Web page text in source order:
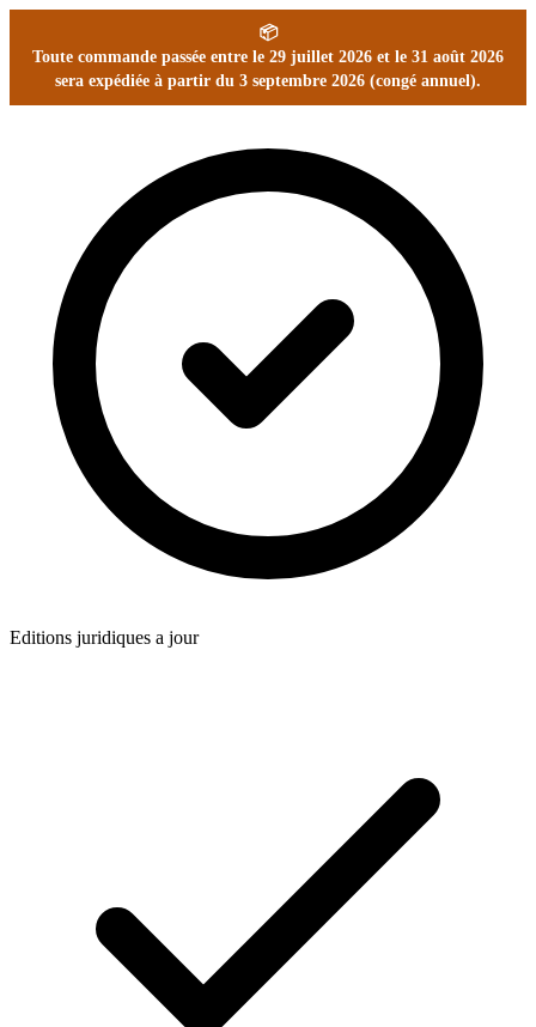
📦
Toute commande passée entre le 29 juillet 2026 et le 31 août 2026
sera expédiée à partir du 3 septembre 2026 (congé annuel).
Editions juridiques a jour